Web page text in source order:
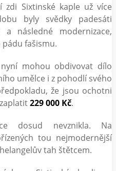
zdi Sixtinské kaple už více
byly svědky padesáti
a následné modernizace,
fašismu.
mohou obdivovat dílo
umělce i z pohodlí svého
že jsou ochotni
229 000 Kč.
dosud nevznikla. Na
tou nejmodernější
tah štětcem.